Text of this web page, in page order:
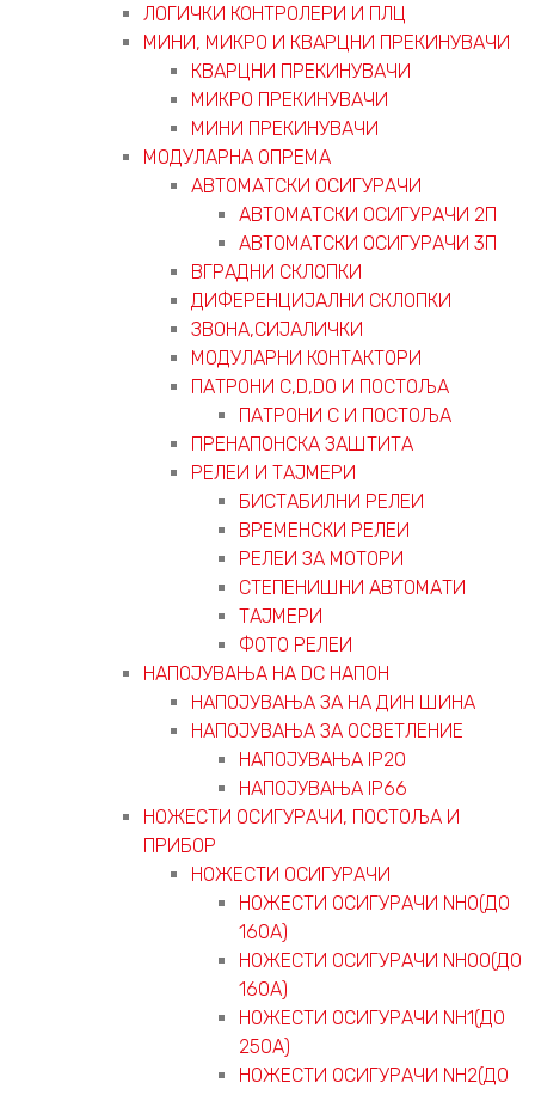
ЛОГИЧКИ КОНТРОЛЕРИ И ПЛЦ
МИНИ, МИКРО И КВАРЦНИ ПРЕКИНУВАЧИ
КВАРЦНИ ПРЕКИНУВАЧИ
МИКРО ПРЕКИНУВАЧИ
МИНИ ПРЕКИНУВАЧИ
МОДУЛАРНА ОПРЕМА
АВТОМАТСКИ ОСИГУРАЧИ
АВТОМАТСКИ ОСИГУРАЧИ 2П
АВТОМАТСКИ ОСИГУРАЧИ 3П
ВГРАДНИ СКЛОПКИ
ДИФЕРЕНЦИЈАЛНИ СКЛОПКИ
ЗВОНА,СИЈАЛИЧКИ
МОДУЛАРНИ КОНТАКТОРИ
ПАТРОНИ C,D,D0 И ПОСТОЉА
ПАТРОНИ C И ПОСТОЉА
ПРЕНАПОНСКА ЗАШТИТА
РЕЛЕИ И ТАЈМЕРИ
БИСТАБИЛНИ РЕЛЕИ
ВРЕМЕНСКИ РЕЛЕИ
РЕЛЕИ ЗА МОТОРИ
СТЕПЕНИШНИ АВТОМАТИ
ТАЈМЕРИ
ФОТО РЕЛЕИ
НАПОЈУВАЊА НА DC НАПОН
НАПОЈУВАЊА ЗА НА ДИН ШИНА
НАПОЈУВАЊА ЗА ОСВЕТЛЕНИЕ
НАПОЈУВАЊА IP20
НАПОЈУВАЊА IP66
НОЖЕСТИ ОСИГУРАЧИ, ПОСТОЉА И
ПРИБОР
НОЖЕСТИ ОСИГУРАЧИ
НОЖЕСТИ ОСИГУРАЧИ NH0(ДО
160А)
НОЖЕСТИ ОСИГУРАЧИ NH00(ДО
160А)
НОЖЕСТИ ОСИГУРАЧИ NH1(ДО
250А)
НОЖЕСТИ ОСИГУРАЧИ NH2(ДО